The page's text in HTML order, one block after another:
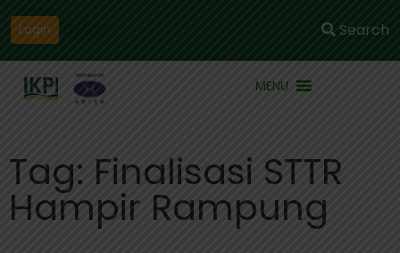
Login Search
MENU
Tag: Finalisasi STTR
Hampir Rampung